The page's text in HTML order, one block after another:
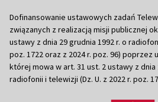
Dofinansowanie ustawowych zadań
związanych z realizacją misji publicznej
ustawy z dnia 29 grudnia 1992 r. o
poz. 1722 oraz z 2024 r. poz. 96)
której mowa w art. 31 ust. 2 ustawy z dnia
radiofonii i telewizji (Dz. U. z 2022 r. poz.